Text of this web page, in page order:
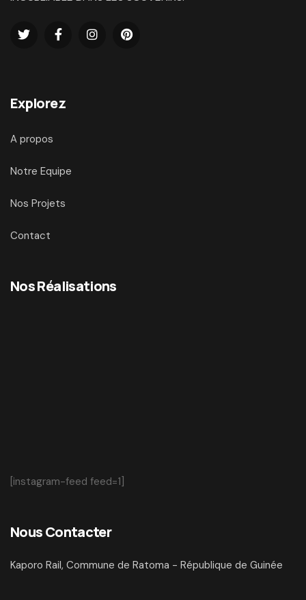
Explorez
A propos
Notre Equipe
Nos Projets
Contact
Nos Réalisations
[instagram-feed feed=1]
Nous Contacter
Kaporo Rail, Commune de Ratoma - République de Guinée